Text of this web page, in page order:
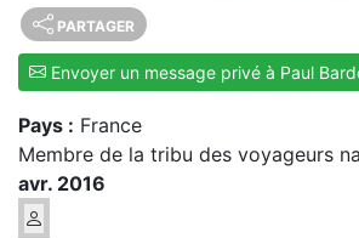
PARTAGER
Envoyer un message privé à Paul
Pays : France
Membre de la tribu des voyageurs
avr. 2016